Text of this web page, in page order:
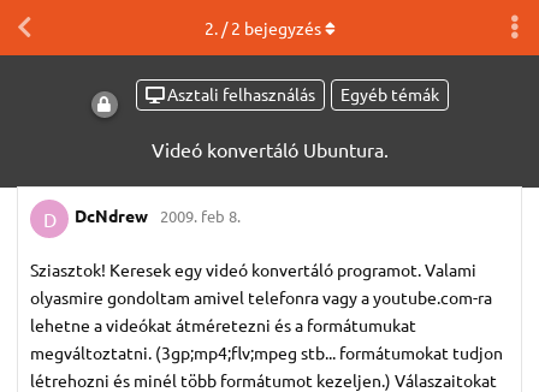
Asztali felhasználás Egyéb témák
Videó konvertáló Ubuntura.
2. /2 bejegyzés
D DcNdrew 2009. feb 8.
Sziasztok! Keresek egy videó konvertáló programot. Valami
olyasmire gondoltam amivel telefonra vagy a youtube.com-ra
lehetne a videókat átméretezni és a formátumukat
megváltoztatni. (3gp;mp4;flv;mpeg stb... formátumokat tudjon
létrehozni és minél több formátumot kezeljen.) Válaszaitokat